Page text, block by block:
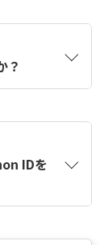
カウントを
使用して
す。
？
IDを